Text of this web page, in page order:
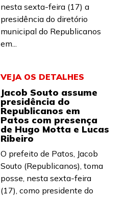
nesta sexta-feira (17) a
presidência do diretório
municipal do Republicanos
em...
VEJA OS DETALHES
Jacob Souto assume
presidência do
Republicanos em
Patos com presença
de Hugo Motta e Lucas
Ribeiro
O prefeito de Patos, Jacob
Souto (Republicanos), toma
posse, nesta sexta-feira
(17), como presidente do